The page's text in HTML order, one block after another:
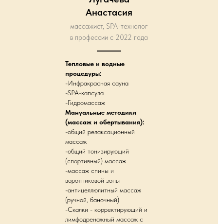
Анастасия
массажист, SPA-технолог
в профессии с 2022 года
Тепловые и водные
процедуры:
-Инфракрасная сауна
-SPA-капсула
-Гидромассаж
Мануальные методики
(массаж и обертывания):
-общий релаксационный
массаж
-общий тонизирующий
(спортивный) массаж
-массаж спины и
воротниковой зоны
-антицеллюлитный массаж
(ручной, баночный)
-Скалки - корректирующий и
лимфодренажный массаж с